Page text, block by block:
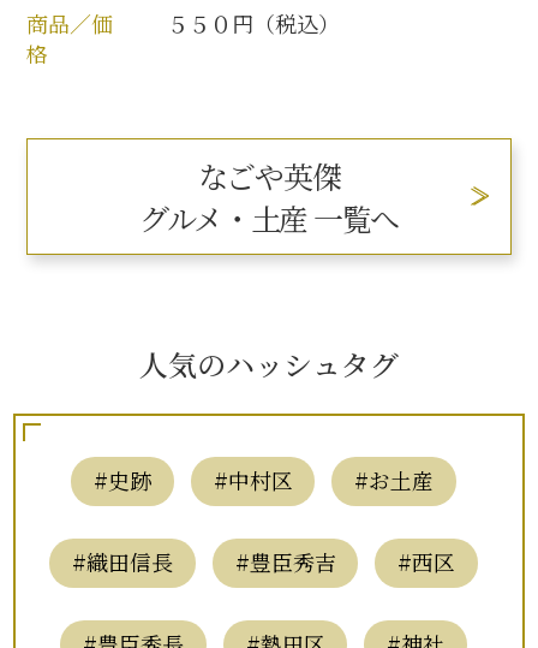
清正関連 史跡 一覧
商品／価
格
５５０円（税込）
なごや英傑
グルメ・土産 一覧へ
人気のハッシュタグ
#史跡 #中村区 #お土産
#織田信長 #豊臣秀吉 #西区